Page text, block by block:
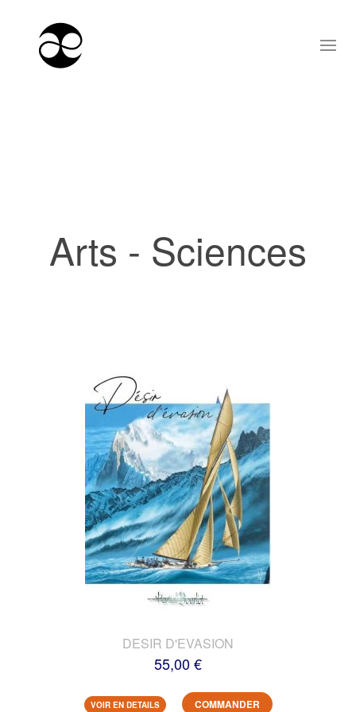
Arts - Sciences
DESIR D'EVASION
55,00 €
VOIR EN DETAILS COMMANDER